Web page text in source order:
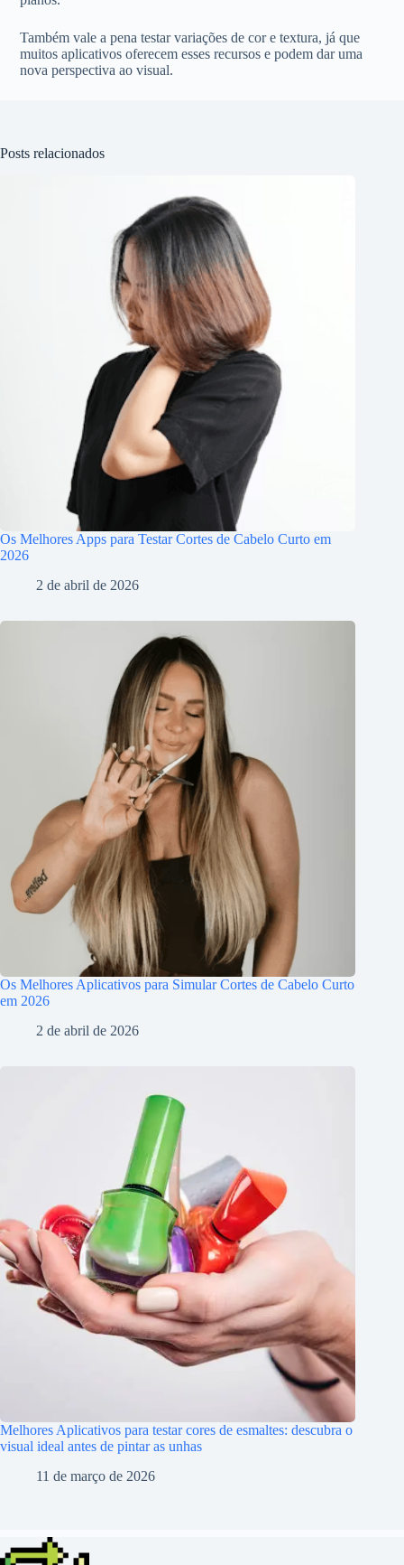
Também vale a pena testar variações de cor e textura, já que
muitos aplicativos oferecem esses recursos e podem dar uma
nova perspectiva ao visual.
Posts relacionados
Os Melhores Apps para Testar Cortes de Cabelo Curto em
2026
2 de abril de 2026
Os Melhores Aplicativos para Simular Cortes de Cabelo Curto
em 2026
2 de abril de 2026
Melhores Aplicativos para testar cores de esmaltes: descubra o
visual ideal antes de pintar as unhas
11 de março de 2026